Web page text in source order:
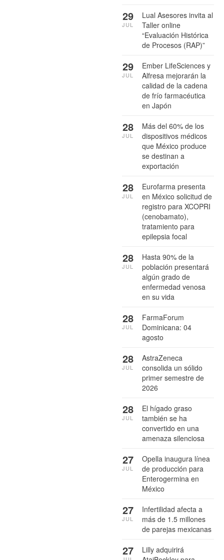
Lual Asesores invita al
Taller online
“Evaluación Histórica
de Procesos (RAP)”
29
JUL
Ember LifeSciences y
Alfresa mejorarán la
calidad de la cadena
de frío farmacéutica
en Japón
29
JUL
Más del 60% de los
dispositivos médicos
que México produce
se destinan a
exportación
28
JUL
Eurofarma presenta
en México solicitud de
registro para XCOPRI
(cenobamato),
tratamiento para
epilepsia focal
28
JUL
Hasta 90% de la
población presentará
algún grado de
enfermedad venosa
en su vida
28
JUL
FarmaForum
Dominicana: 04
agosto
28
JUL
AstraZeneca
consolida un sólido
primer semestre de
2026
28
JUL
El hígado graso
también se ha
convertido en una
amenaza silenciosa
28
JUL
Opella inaugura línea
de producción para
Enterogermina en
México
27
JUL
Infertilidad afecta a
más de 1.5 millones
de parejas mexicanas
27
JUL
Lilly adquirirá
27